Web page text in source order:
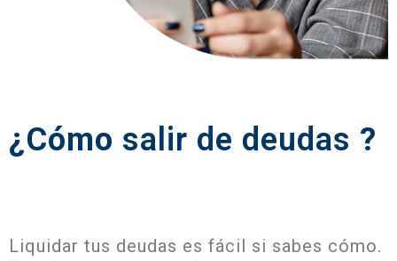
¿Cómo salir de deudas ?
Liquidar tus deudas es fácil si sabes cómo.